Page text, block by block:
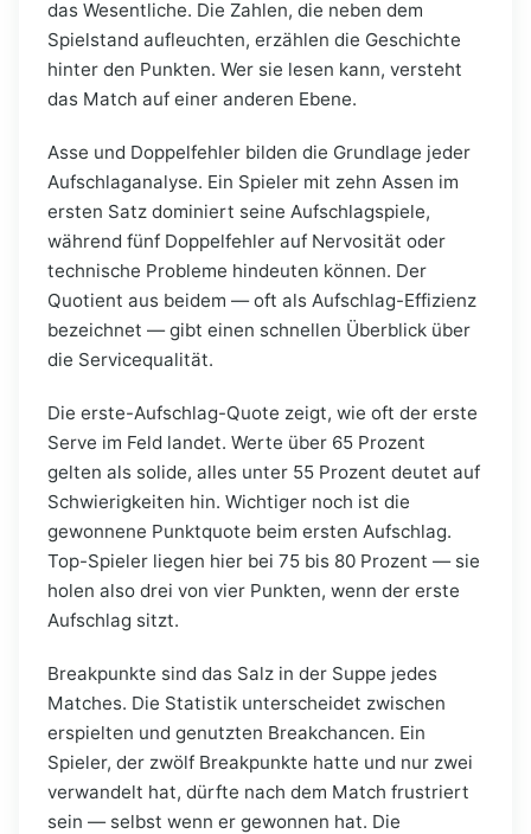
das Wesentliche. Die Zahlen, die neben dem
Spielstand aufleuchten, erzählen die Geschichte
hinter den Punkten. Wer sie lesen kann, versteht
das Match auf einer anderen Ebene.
Asse und Doppelfehler bilden die Grundlage jeder
Aufschlaganalyse. Ein Spieler mit zehn Assen im
ersten Satz dominiert seine Aufschlagspiele,
während fünf Doppelfehler auf Nervosität oder
technische Probleme hindeuten können. Der
Quotient aus beidem — oft als Aufschlag-Effizienz
bezeichnet — gibt einen schnellen Überblick über
die Servicequalität.
Die erste-Aufschlag-Quote zeigt, wie oft der erste
Serve im Feld landet. Werte über 65 Prozent
gelten als solide, alles unter 55 Prozent deutet auf
Schwierigkeiten hin. Wichtiger noch ist die
gewonnene Punktquote beim ersten Aufschlag.
Top-Spieler liegen hier bei 75 bis 80 Prozent — sie
holen also drei von vier Punkten, wenn der erste
Aufschlag sitzt.
Breakpunkte sind das Salz in der Suppe jedes
Matches. Die Statistik unterscheidet zwischen
erspielten und genutzten Breakchancen. Ein
Spieler, der zwölf Breakpunkte hatte und nur zwei
verwandelt hat, dürfte nach dem Match frustriert
sein — selbst wenn er gewonnen hat. Die